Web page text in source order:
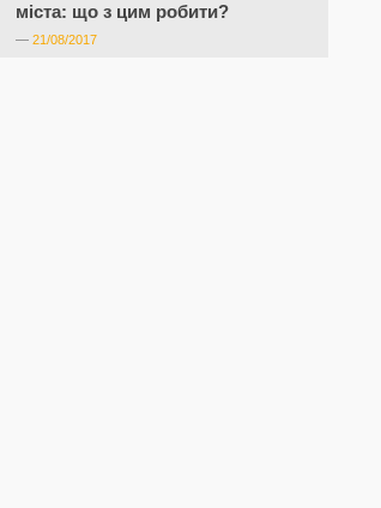
міста: що з цим робити?
— 21/08/2017